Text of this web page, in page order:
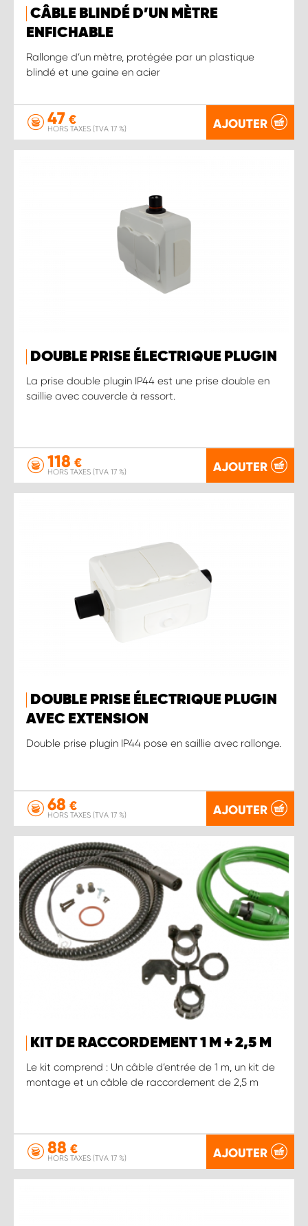
CÂBLE BLINDÉ D’UN MÈTRE
ENFICHABLE
Rallonge d’un mètre, protégée par un plastique
blindé et une gaine en acier
47 €
HORS TAXES (TVA 17 %) AJOUTER
DOUBLE PRISE ÉLECTRIQUE PLUGIN
La prise double plugin IP44 est une prise double en
saillie avec couvercle à ressort.
118 €
HORS TAXES (TVA 17 %) AJOUTER
DOUBLE PRISE ÉLECTRIQUE PLUGIN
AVEC EXTENSION
Double prise plugin IP44 pose en saillie avec rallonge.
68 €
HORS TAXES (TVA 17 %) AJOUTER
KIT DE RACCORDEMENT 1 M + 2,5 M
Le kit comprend : Un câble d’entrée de 1 m, un kit de
montage et un câble de raccordement de 2,5 m
88 €
HORS TAXES (TVA 17 %) AJOUTER